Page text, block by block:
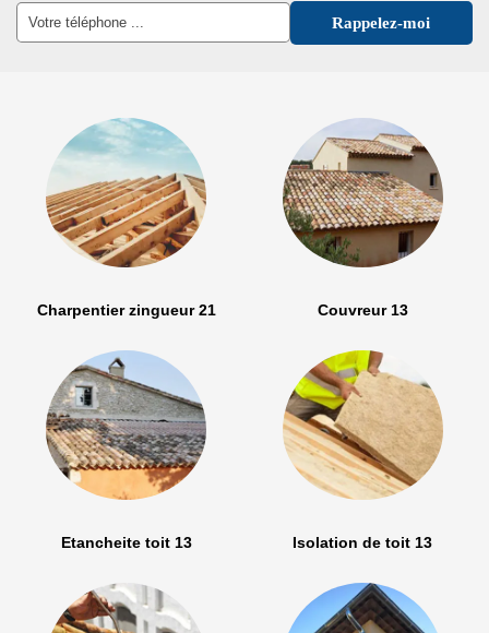
Charpentier zingueur 21 Couvreur 13
Etancheite toit 13 Isolation de toit 13